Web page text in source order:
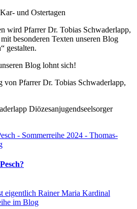
und Ostertagen
wird Pfarrer Dr. Tobias Schwaderlapp,
besonderen Texten unseren Blog
gestalten.
Blog lohnt sich!
von Pfarrer Dr. Tobias Schwaderlapp,